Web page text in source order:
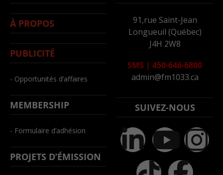
À PROPOS
PUBLICITÉ
- Opportunités d’affaires
MEMBERSHIP
- Formulaire d’adhésion
PROJETS D’ÉMISSION
91,rue Saint-Jean
Longueuil (Québec)
J4H 2W8
SMS | 450-646-6800
admin@fm1033.ca
SUIVEZ-NOUS